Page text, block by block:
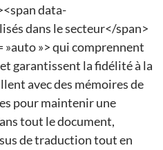
data-
dans le secteur</span>
»> qui comprennent
garantissent la fidélité à la
avec des mémoires de
pour maintenir une
tout le document,
de traduction tout en